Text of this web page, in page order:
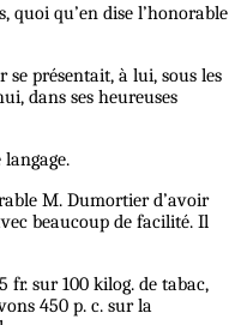
quoi qu’en dise l’honorable
présentait, à lui, sous les
dans ses heureuses
langage.
M. Dumortier d’avoir
beaucoup de facilité. Il
sur 100 kilog. de tabac,
450 p. c. sur la